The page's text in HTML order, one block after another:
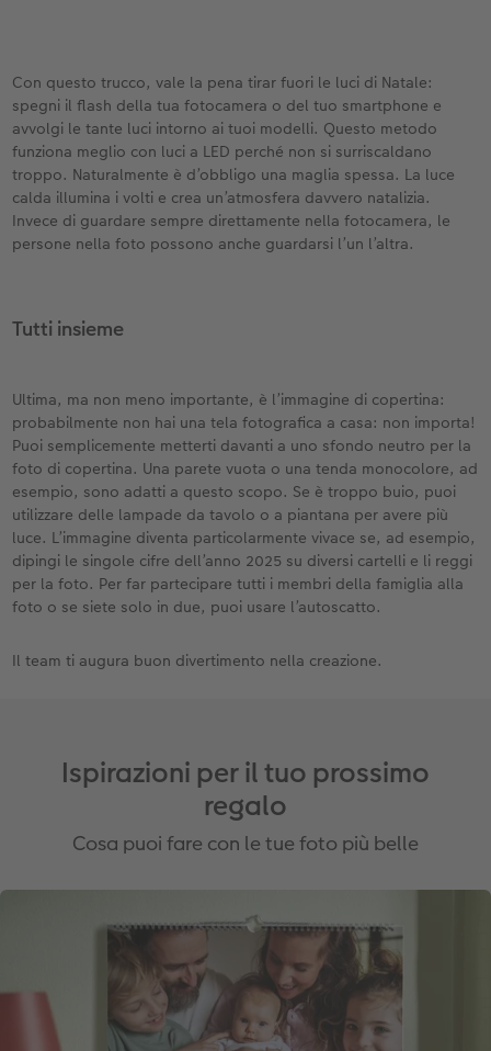
Con questo trucco, vale la pena tirar fuori le luci di Natale:
spegni il flash della tua fotocamera o del tuo smartphone e
avvolgi le tante luci intorno ai tuoi modelli. Questo metodo
funziona meglio con luci a LED perché non si surriscaldano
troppo. Naturalmente è d’obbligo una maglia spessa. La luce
calda illumina i volti e crea un’atmosfera davvero natalizia.
Invece di guardare sempre direttamente nella fotocamera, le
persone nella foto possono anche guardarsi l’un l’altra.
Tutti insieme
Ultima, ma non meno importante, è l’immagine di copertina:
probabilmente non hai una tela fotografica a casa: non importa!
Puoi semplicemente metterti davanti a uno sfondo neutro per la
foto di copertina. Una parete vuota o una tenda monocolore, ad
esempio, sono adatti a questo scopo. Se è troppo buio, puoi
utilizzare delle lampade da tavolo o a piantana per avere più
luce. L’immagine diventa particolarmente vivace se, ad esempio,
dipingi le singole cifre dell’anno 2025 su diversi cartelli e li reggi
per la foto. Per far partecipare tutti i membri della famiglia alla
foto o se siete solo in due, puoi usare l’autoscatto.
Il team ti augura buon divertimento nella creazione.
Ispirazioni per il tuo prossimo
regalo
Cosa puoi fare con le tue foto più belle